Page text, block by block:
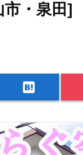
・泉田]
hatenabookmark